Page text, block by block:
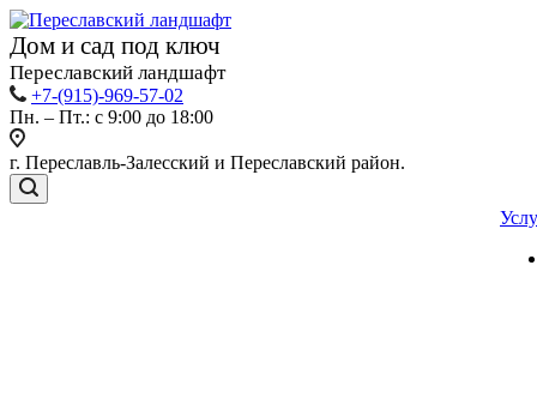
Дом и сад под ключ
Переславский ландшафт
+7-(915)-969-57-02
Пн. – Пт.: с 9:00 до 18:00
г. Переславль-Залесский и Переславский район.